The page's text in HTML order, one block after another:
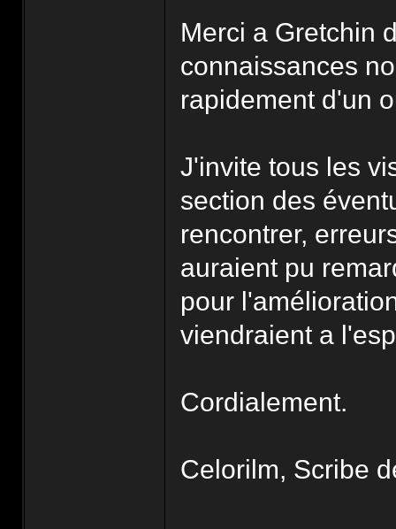
Merci a Gretchin
connaissances
rapidement d'un
J'invite tous les
section des
rencontrer,
auraient pu
pour
viendraient a
Cordialement.
Celorilm, Scribe